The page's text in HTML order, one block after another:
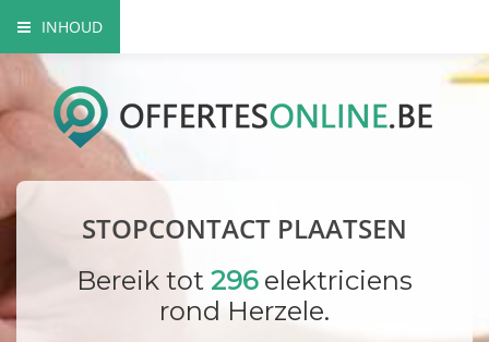
INHOUD
Het nut van extra contactdozen
Waarom beroep doen op een vakman?
Elektriciteitskeuring nodig?
Waar plaats ik mijn stopcontacten?
Hoe vervang ik een contactdoos?
STOPCONTACT PLAATSEN
Bereik tot 296elektriciens
rond Herzele.